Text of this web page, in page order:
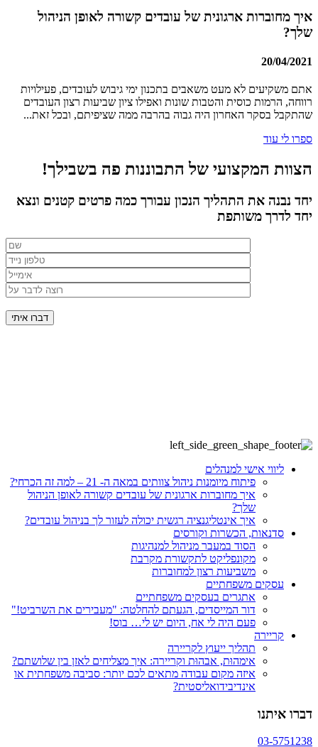
איך מחוברות ארגונית של עובדים קשורה לאופן הניהול
שלך?
20/04/2021
אתם משקיעים לא מעט משאבים בתכנון ימי גיבוש לעובדים, פעילויות
רווחה, הרמות כוסית והטבות שונות ואפילו ציון שביעות רצון העובדים
שהתקבל בסקר האחרון היה גבוה בהרבה ממה שציפיתם, ובכל זאת...
ספרו לי עוד
הצוות המקצועי של התבוננות פה בשבילך!
יחד נבנה את התהליך הנכון עבורך כמה פרטים קטנים ונצא
יחד לדרך משותפת
ליווי אישי למנהלים
פיתוח מיומנות ניהול צוותים במאה ה- 21 – למה זה הכרחי?
איך מחוברות ארגונית של עובדים קשורה לאופן הניהול
שלך?
איך אינטליגנציה רגשית יכולה לעזור לך בניהול עובדים?
סדנאות, הכשרות וקורסים
הסוד במעבר מניהול למנהיגות
מקונפליקט לתקשורת מקרבת
משביעות רצון למחוברות
עסקים משפחתיים
אתגרים בעסקים משפחתיים
דור המייסדים, הגעתם להחלטה: "מעבירים את השרביט!"
פעם היה לי אח, היום יש לי… בוס!
קריירה
תהליך ייעוץ לקריירה
אימהוּת, אבהוּת וקריירה: איך מצליחים לאזן בין שלושתם?
איזה מקום עבודה מתאים לכם יותר: סביבה משפחתית או
אינדיבידואליסטית?
דברו איתנו
03-5751238